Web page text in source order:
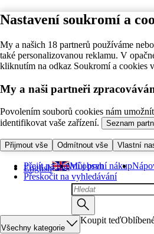
Nastavení soukromí a
My a našich 18 partnerů používáme
také personalizovanou reklamu. V
kliknutím na odkaz Soukromí a cookies
My a naši partneři
Povolením souborů cookies nám
identifikovat vaše zařízení.
Seznam
Přijmout vše Odmítnout vše Vlastní
Přejít na hlavní obsah
Přeskočit na vyhledávání
English Můj první nákup
Všechny kategorie
Koupit teď